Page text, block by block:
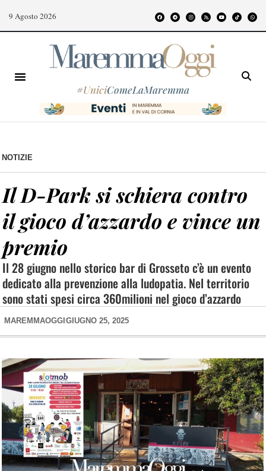
9 Agosto 2026
#UniciComeLaMaremma
NOTIZIE
Il D-Park si schiera contro
il gioco d’azzardo e vince un
premio
Il 28 giugno nello storico bar di Grosseto c’è un evento
dedicato alla prevenzione alla ludopatia. Nel territorio
sono stati spesi circa 360milioni nel gioco d’azzardo
MAREMMAOGGI GIUGNO 25, 2025